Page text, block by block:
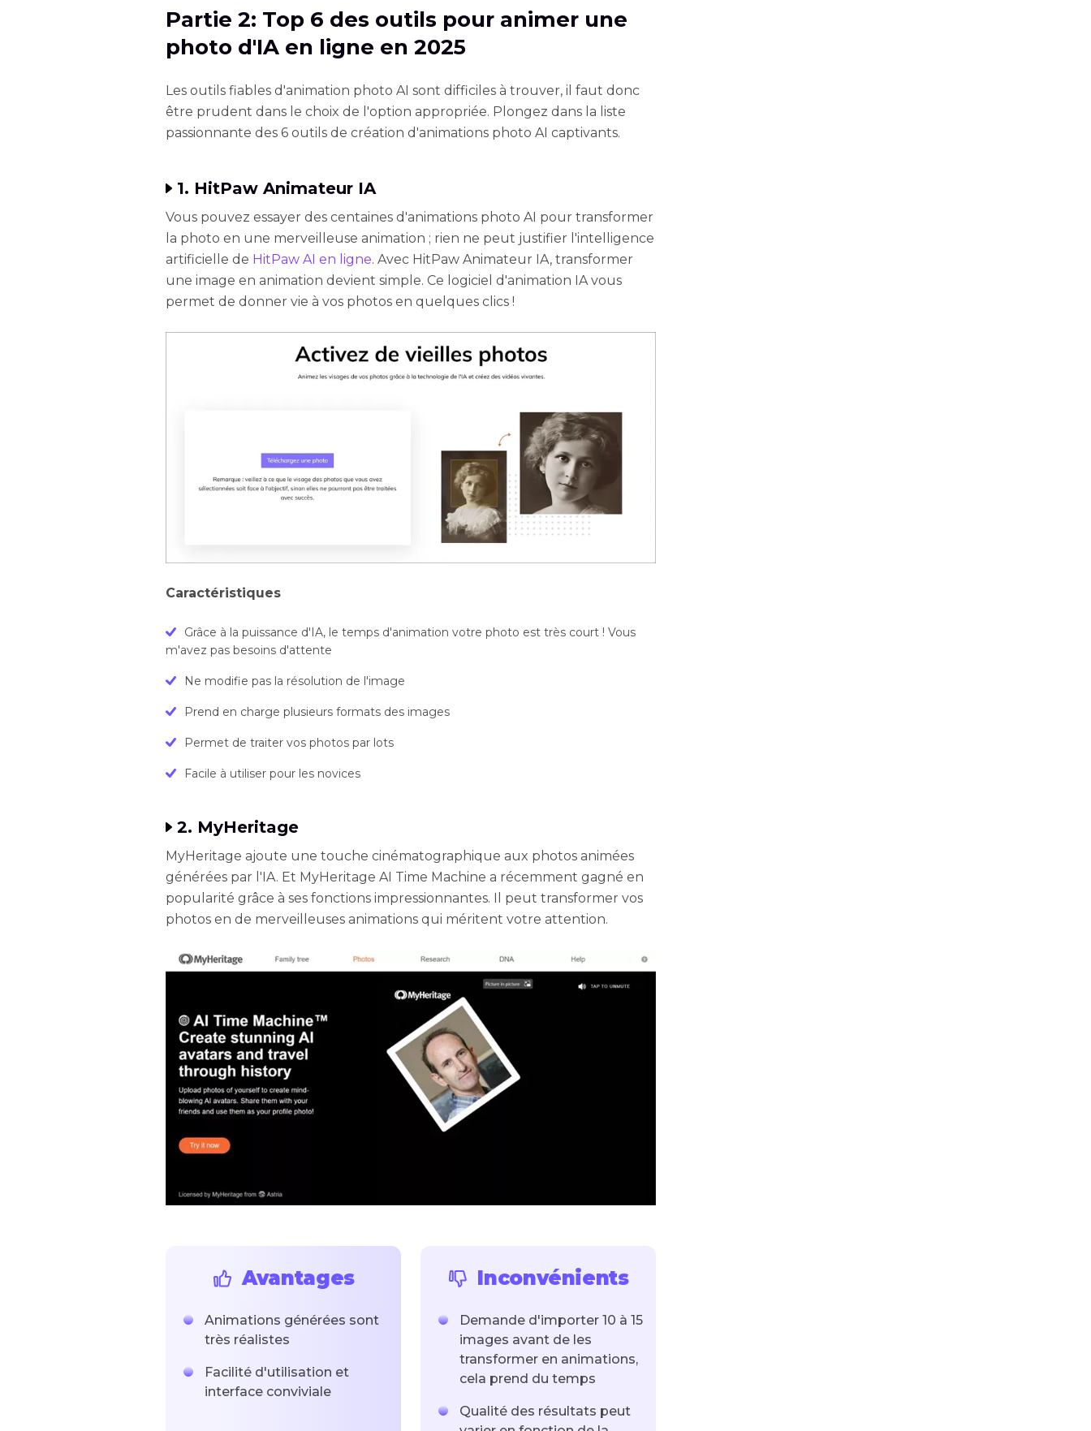
Partie 2: Top 6 des outils pour animer une
photo d'IA en ligne en 2025
Les outils fiables d'animation photo AI sont difficiles à trouver, il faut donc
être prudent dans le choix de l'option appropriée. Plongez dans la liste
passionnante des 6 outils de création d'animations photo AI captivants.
1. HitPaw Animateur IA
Vous pouvez essayer des centaines d'animations photo AI pour transformer
la photo en une merveilleuse animation ; rien ne peut justifier l'intelligence
artificielle de HitPaw AI en ligne. Avec HitPaw Animateur IA, transformer
une image en animation devient simple. Ce logiciel d'animation IA vous
permet de donner vie à vos photos en quelques clics !
Caractéristiques
Grâce à la puissance d'IA, le temps d'animation votre photo est très court ! Vous
m'avez pas besoins d'attente
Ne modifie pas la résolution de l'image
Prend en charge plusieurs formats des images
Permet de traiter vos photos par lots
Facile à utiliser pour les novices
2. MyHeritage
MyHeritage ajoute une touche cinématographique aux photos animées
générées par l'IA. Et MyHeritage AI Time Machine a récemment gagné en
popularité grâce à ses fonctions impressionnantes. Il peut transformer vos
photos en de merveilleuses animations qui méritent votre attention.
Avantages
Animations générées sont
très réalistes
Facilité d'utilisation et
interface conviviale
Inconvénients
Demande d'importer 10 à 15
images avant de les
transformer en animations,
cela prend du temps
Qualité des résultats peut